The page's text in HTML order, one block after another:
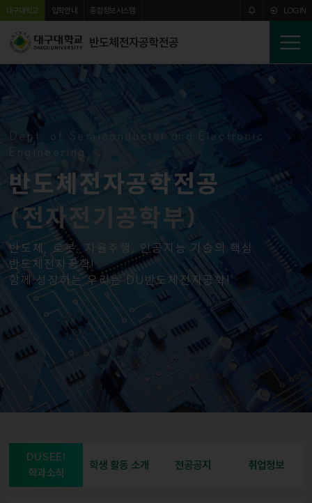
본문 바로가기
주메뉴 바로가기
대구대학교 입학안내 종합정보시스템 LOGIN
반도체전자공학전공
전
체
Dept. of Semiconductor and Electronic
Engineering
반도체전자공학전공
(전자전기공학부)
반도체, 로봇, 자율주행, 인공지능 기술의 핵심.
반도체전자공학!
함께 성장하는 우리는 DU반도체전자공학!
DUSEE!
학과소식
학생 활동 소개 전공공지 취업정보